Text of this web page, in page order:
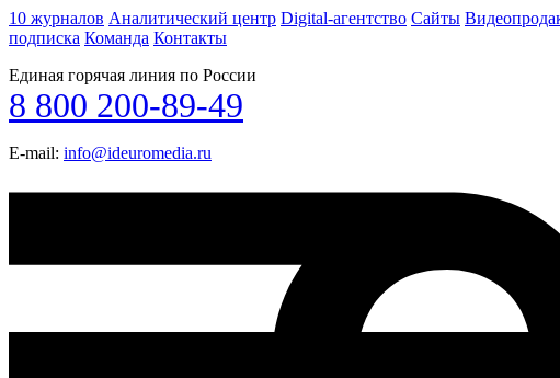
10 журналов Аналитический центр Digital-агентство Сайты
подписка Команда Контакты
Единая горячая линия по России
8 800 200-89-49
E-mail: info@ideuromedia.ru